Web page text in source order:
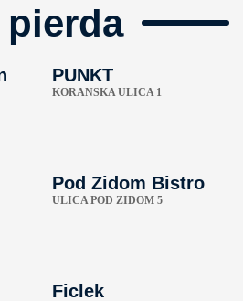
PUNKT
KORANSKA ULICA 1
Pod Zidom Bistro
ULICA POD ZIDOM 5
Ficlek